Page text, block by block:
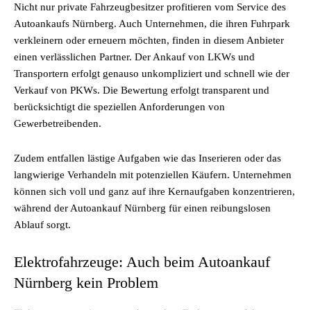
Nicht nur private Fahrzeugbesitzer profitieren vom Service des
Autoankaufs Nürnberg. Auch Unternehmen, die ihren Fuhrpark
verkleinern oder erneuern möchten, finden in diesem Anbieter
einen verlässlichen Partner. Der Ankauf von LKWs und
Transportern erfolgt genauso unkompliziert und schnell wie der
Verkauf von PKWs. Die Bewertung erfolgt transparent und
berücksichtigt die speziellen Anforderungen von
Gewerbetreibenden.
Zudem entfallen lästige Aufgaben wie das Inserieren oder das
langwierige Verhandeln mit potenziellen Käufern. Unternehmen
können sich voll und ganz auf ihre Kernaufgaben konzentrieren,
während der Autoankauf Nürnberg für einen reibungslosen
Ablauf sorgt.
Elektrofahrzeuge: Auch beim Autoankauf
Nürnberg kein Problem